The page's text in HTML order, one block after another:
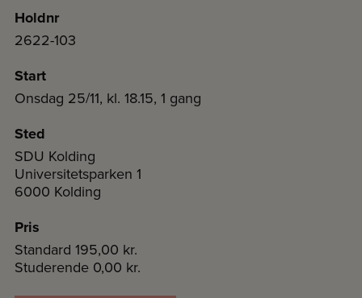
Holdnr
2622-103
Start
Onsdag 25/11, kl. 18.15, 1 gang
Sted
SDU Kolding
Universitetsparken 1
6000 Kolding
Pris
Standard 195,00 kr.
Studerende 0,00 kr.